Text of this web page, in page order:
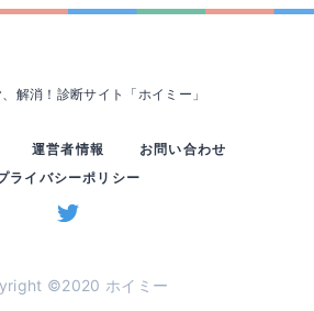
解消！ 診断サイト「ホイミー」
運営者情報
お問い合わせ
ライバシーポリシー
©2020 ホイミー